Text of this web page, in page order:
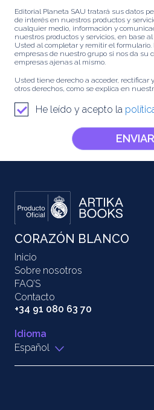
Editorial Planeta SAU tratará sus datos
de interés en nuestros productos y
cualquier medio, información y
nuestros productos y servicios, en base
Usted al completar y remitir el formulario.
empresas de nuestro grupo si nos da su
empresas ajenas al mismo.
Usted tiene derecho a acceder, rectificar
otros derechos, como se explica en
He leído y acepto la
ENVIAR
CORAZÓN BLANCO
Inicio
Sobre nosotros
FAQ’S
Contacto
+34 91 080 63 70
Idioma
Español